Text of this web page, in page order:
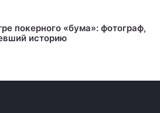
покерного «бума»: фотограф,
историю